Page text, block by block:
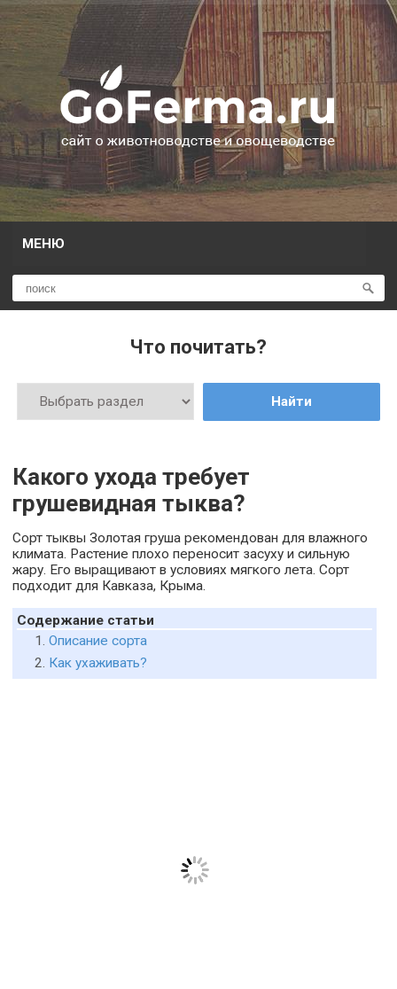
МЕНЮ
Что почитать?
Найти
Какого ухода требует
грушевидная тыква?
Сорт тыквы Золотая груша рекомендован для влажного
климата. Растение плохо переносит засуху и сильную
жару. Его выращивают в условиях мягкого лета. Сорт
подходит для Кавказа, Крыма.
Содержание статьи
Описание сорта
Как ухаживать?